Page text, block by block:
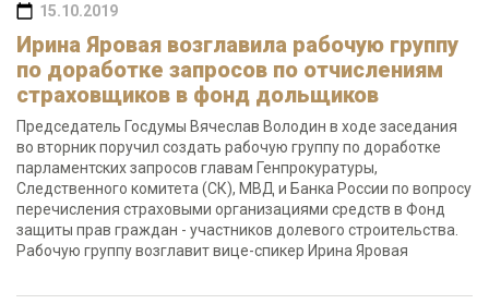
15.10.2019
Ирина Яровая возглавила рабочую группу
по доработке запросов по отчислениям
страховщиков в фонд дольщиков
Председатель Госдумы Вячеслав Володин в ходе заседания
во вторник поручил создать рабочую группу по доработке
парламентских запросов главам Генпрокуратуры,
Следственного комитета (СК), МВД и Банка России по вопросу
перечисления страховыми организациями средств в Фонд
защиты прав граждан - участников долевого строительства.
Рабочую группу возглавит вице-спикер Ирина Яровая